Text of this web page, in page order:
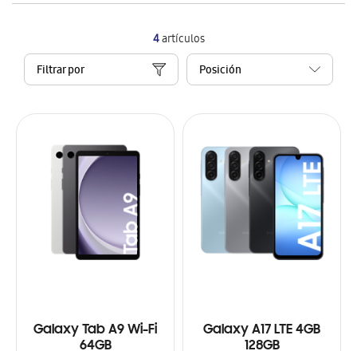
4artículos
Filtrar por
Galaxy Tab A9 Wi-Fi
64GB
Galaxy A17 LTE 4GB
128GB